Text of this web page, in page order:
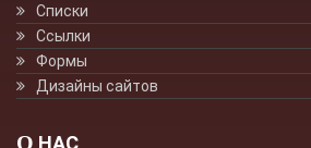
Списки
Ссылки
Формы
Дизайны сайтов
О НАС